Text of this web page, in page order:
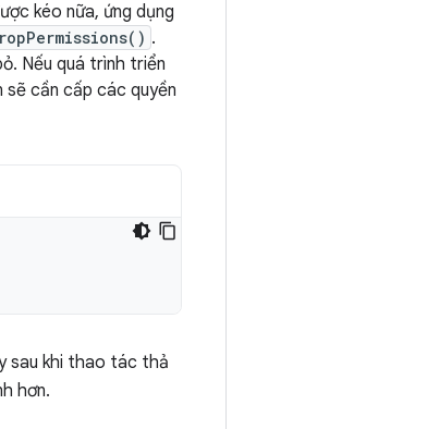
kéo nữa, ứng dụng
.
Nếu quá trình triển
cần cấp các quyền
sau khi thao tác thả
hơn.